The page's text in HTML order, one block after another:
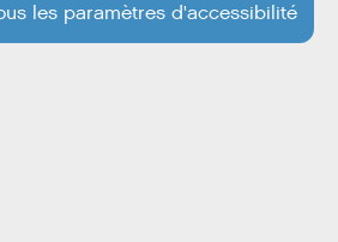
les paramètres d'accessibilité